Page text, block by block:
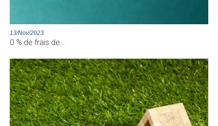
13/Nov/2023
0 % de frais de…